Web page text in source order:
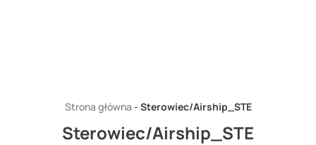
Strona główna - Sterowiec/Airship_STE
Sterowiec/Airship_STE